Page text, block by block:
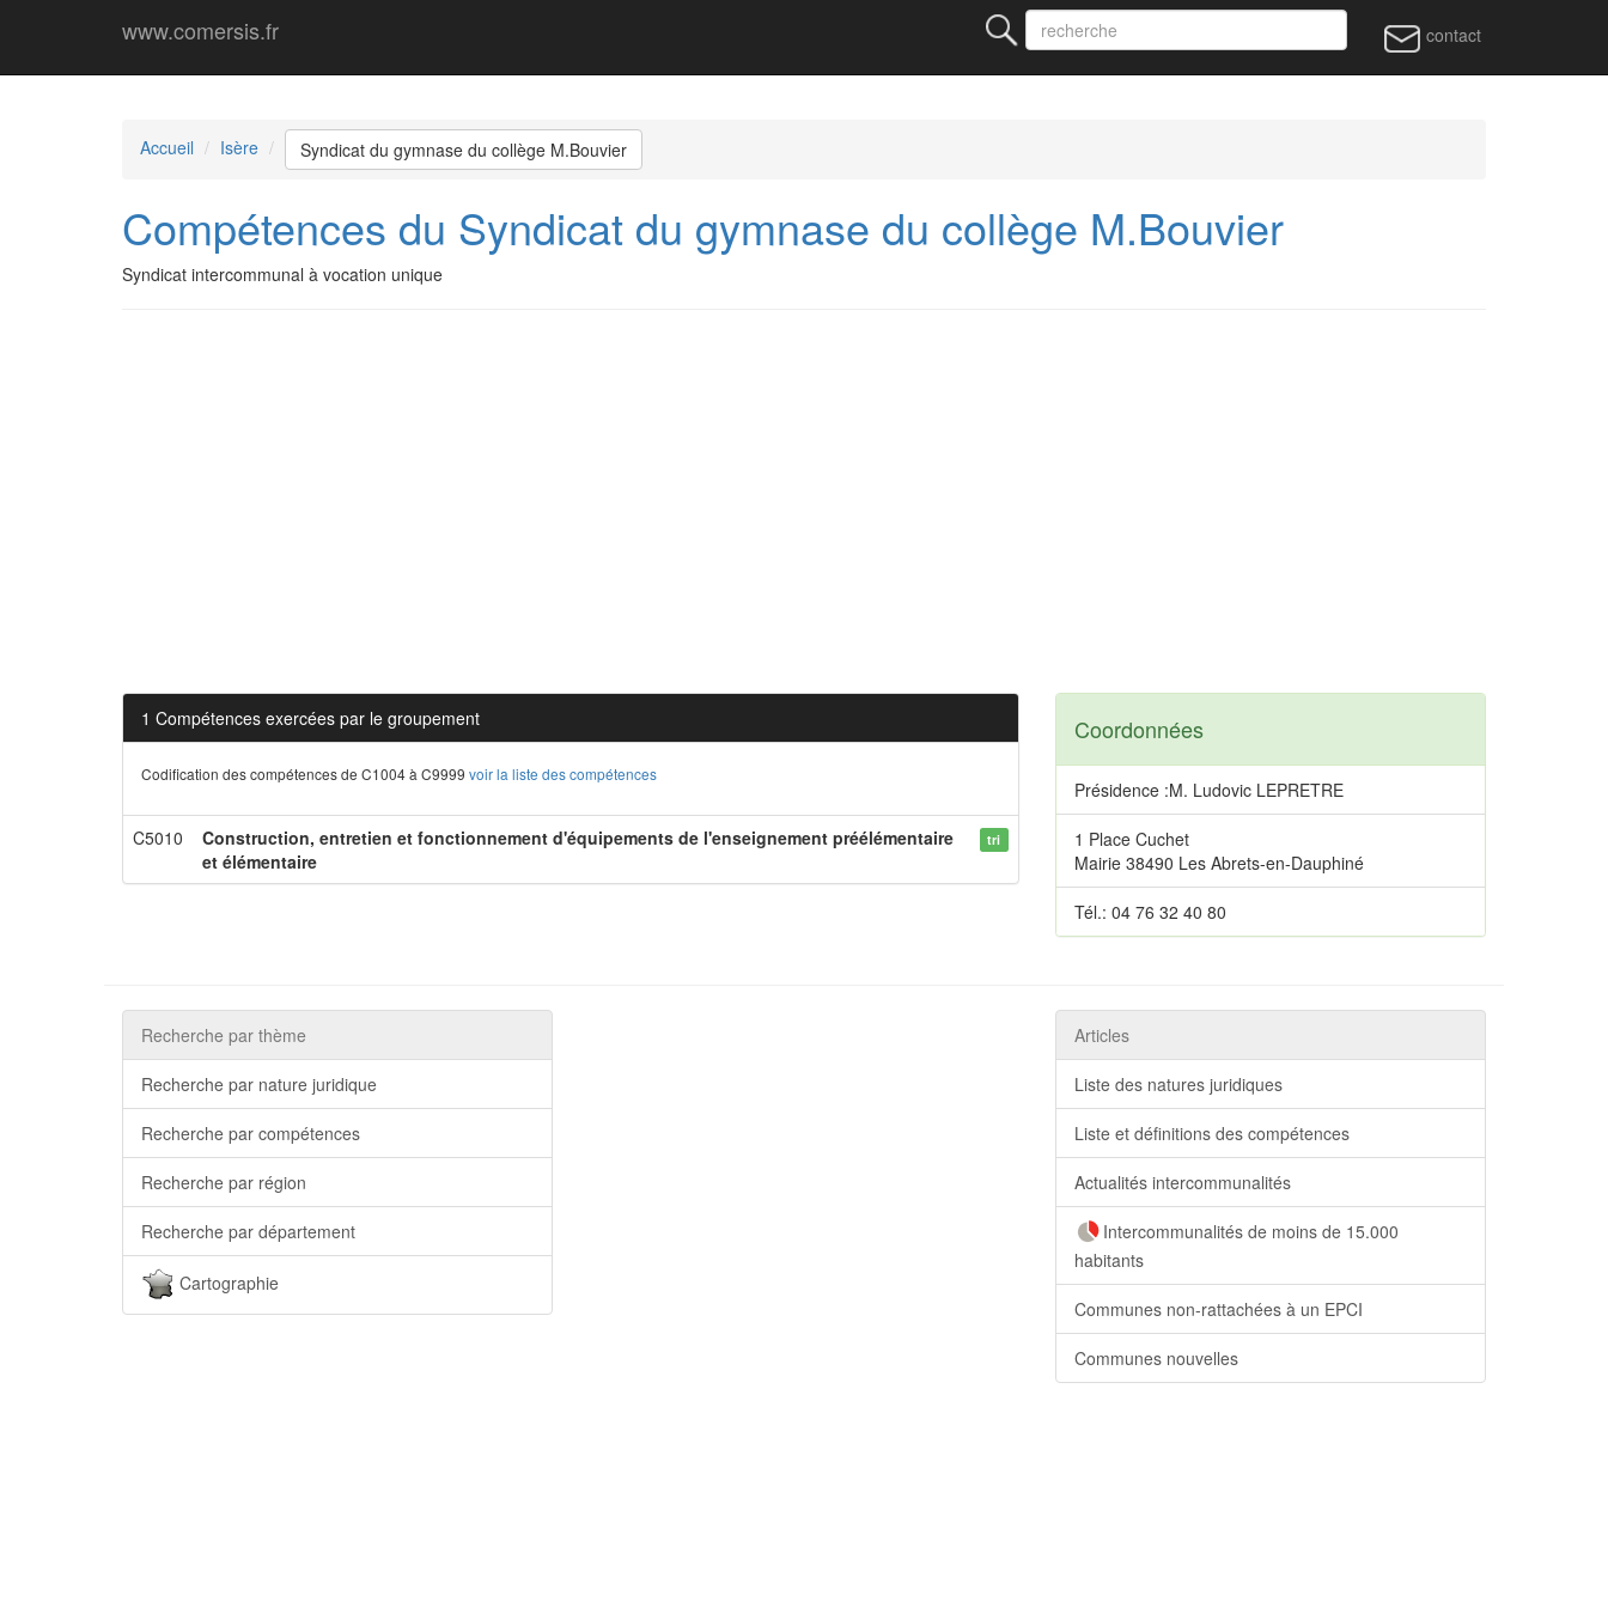
www.comersis.fr contact
Accueil Isère Syndicat du gymnase du collège M.Bouvier
Compétences du Syndicat du gymnase du collège M.Bouvier
Syndicat intercommunal à vocation unique
1 Compétences exercées par le groupement
Codification des compétences de C1004 à C9999 voir la liste des compétences
C5010
Construction, entretien et fonctionnement d'équipements de l'enseignement préélémentaire
et élémentaire
tri
Coordonnées
Présidence :M. Ludovic LEPRETRE
1 Place Cuchet
Mairie 38490 Les Abrets-en-Dauphiné
Tél.: 04 76 32 40 80
Recherche par thème
Recherche par nature juridique
Recherche par compétences
Recherche par région
Recherche par département
Cartographie
Articles
Liste des natures juridiques
Liste et définitions des compétences
Actualités intercommunalités
Intercommunalités de moins de 15.000
habitants
Communes non-rattachées à un EPCI
Communes nouvelles